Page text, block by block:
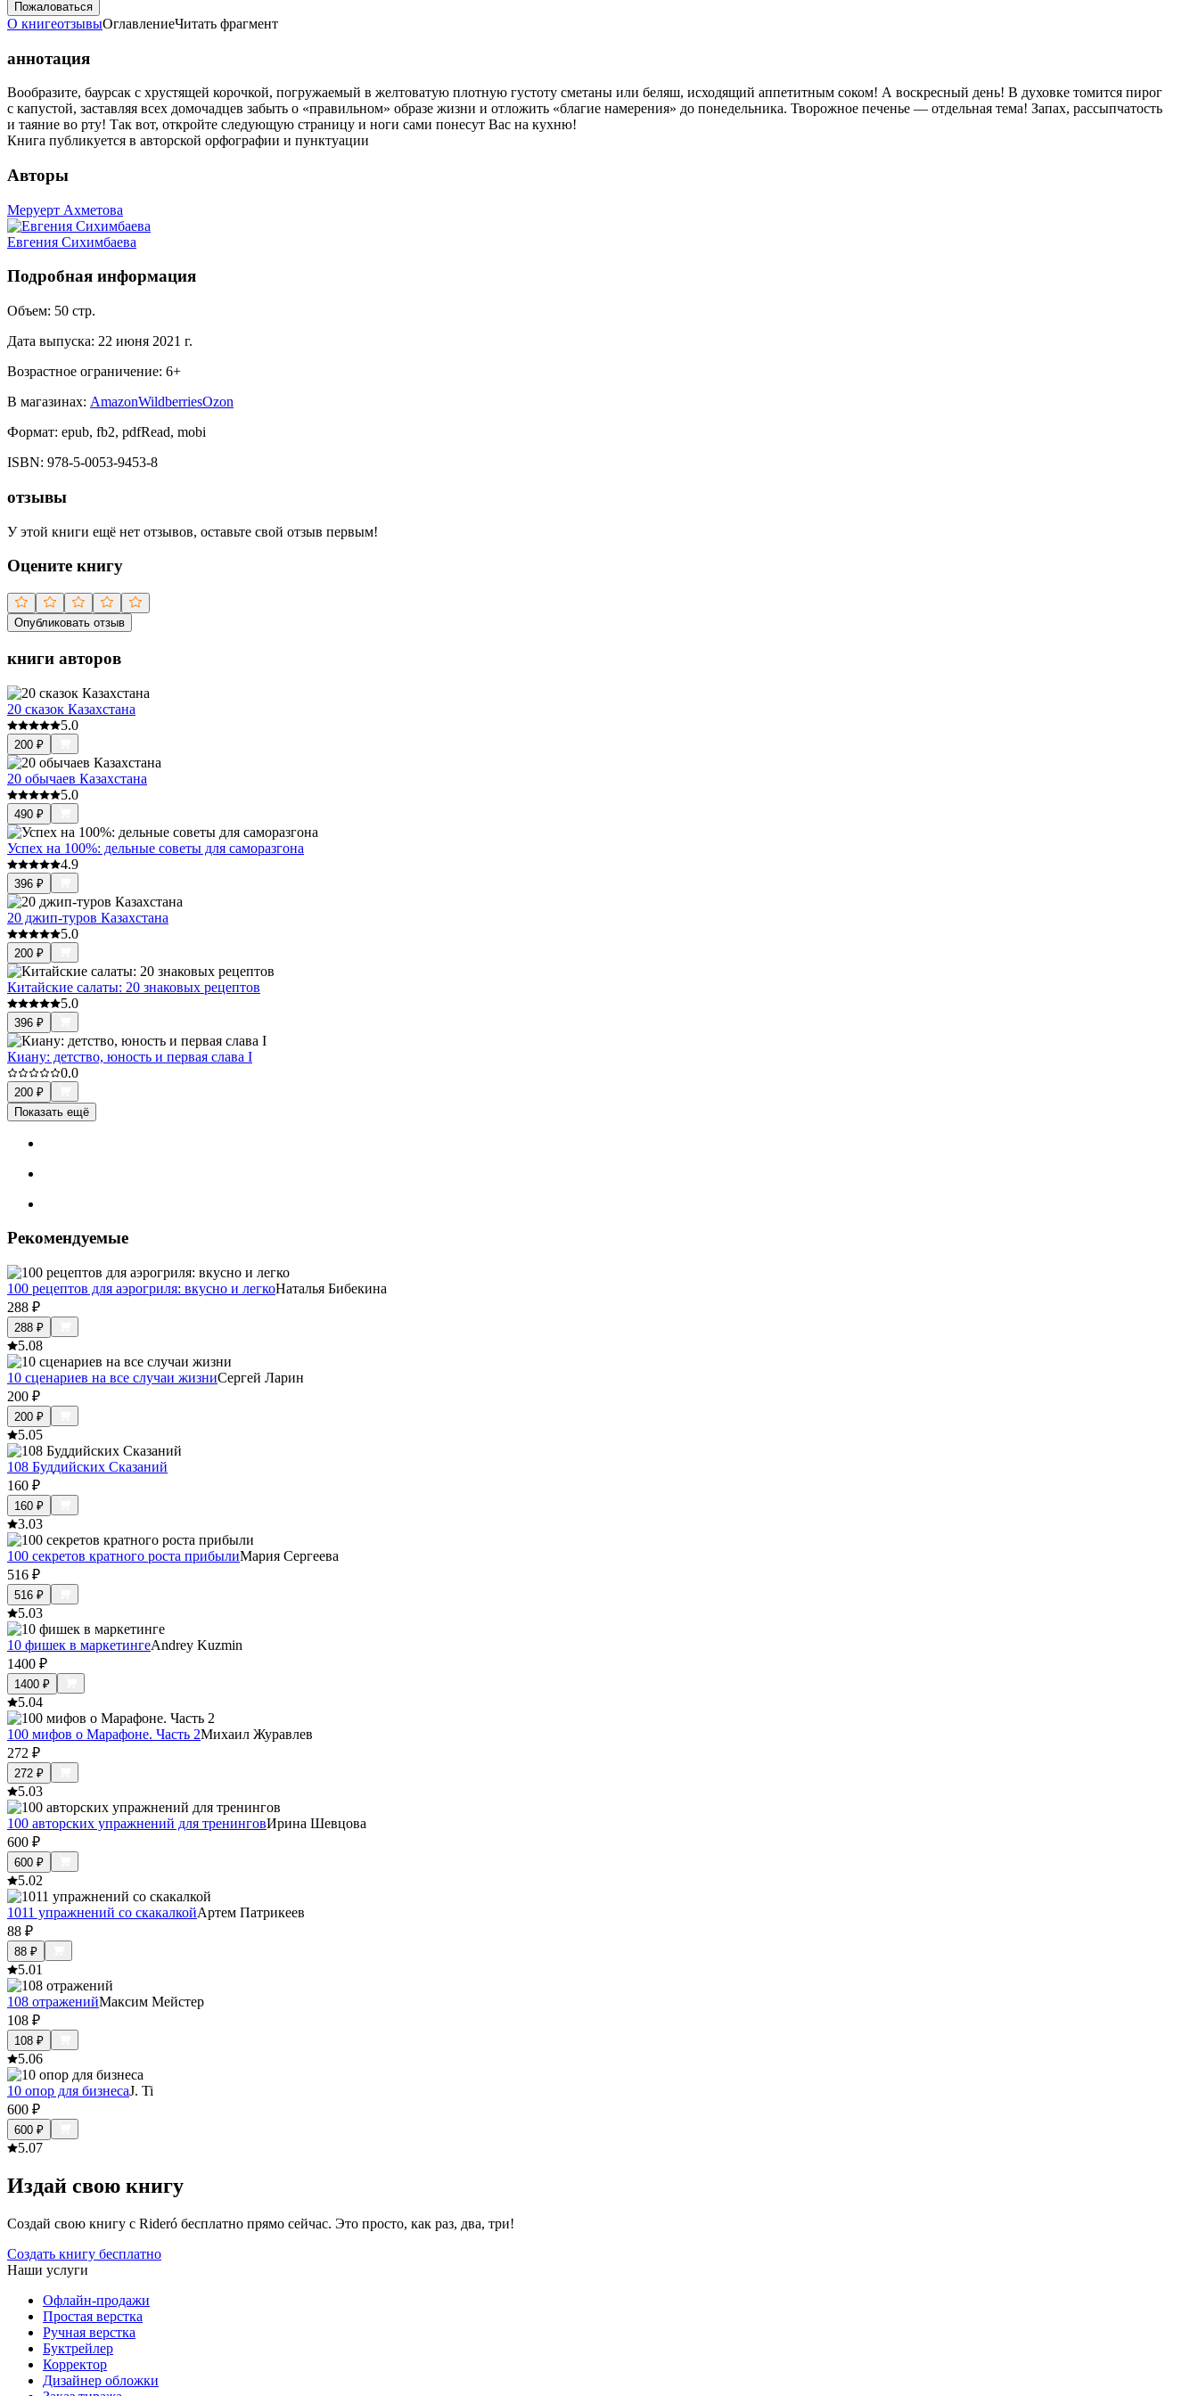
Пожаловаться
О книгеотзывыОглавлениеЧитать фрагмент
аннотация
Вообразите, баурсак с хрустящей корочкой, погружаемый в желтоватую плотную густоту сметаны или беляш, исходящий аппетитным соком! А воскресный день! В духовке томится пирог
с капустой, заставляя всех домочадцев забыть о «правильном» образе жизни и отложить «благие намерения» до понедельника. Творожное печенье — отдельная тема! Запах, рассыпчатость
и таяние во рту! Так вот, откройте следующую страницу и ноги сами понесут Вас на кухню!
Книга публикуется в авторской орфографии и пунктуации
Авторы
Меруерт Ахметова
Евгения Сихимбаева
Подробная информация
Объем: 50 стр.
Дата выпуска: 22 июня 2021 г.
Возрастное ограничение: 6+
В магазинах: AmazonWildberriesOzon
Формат: epub, fb2, pdfRead, mobi
ISBN: 978-5-0053-9453-8
отзывы
У этой книги ещё нет отзывов, оставьте свой отзыв первым!
Оцените книгу
Опубликовать отзыв
книги авторов
20 сказок Казахстана
5.0
200 ₽
20 обычаев Казахстана
5.0
490 ₽
Успех на 100%: дельные советы для саморазгона
4.9
396 ₽
20 джип-туров Казахстана
5.0
200 ₽
Китайские салаты: 20 знаковых рецептов
5.0
396 ₽
Киану: детство, юность и первая слава I
0.0
200 ₽
Показать ещё
Рекомендуемые
100 рецептов для аэрогриля: вкусно и легкоНаталья Бибекина
288 ₽
288 ₽
5.08
10 сценариев на все случаи жизниСергей Ларин
200 ₽
200 ₽
5.05
108 Буддийских Сказаний
160 ₽
160 ₽
3.03
100 секретов кратного роста прибылиМария Сергеева
516 ₽
516 ₽
5.03
10 фишек в маркетингеAndrey Kuzmin
1400 ₽
1400 ₽
5.04
100 мифов о Марафоне. Часть 2Михаил Журавлев
272 ₽
272 ₽
5.03
100 авторских упражнений для тренинговИрина Шевцова
600 ₽
600 ₽
5.02
1011 упражнений со скакалкойАртем Патрикеев
88 ₽
88 ₽
5.01
108 отраженийМаксим Мейстер
108 ₽
108 ₽
5.06
10 опор для бизнесаJ. Ti
600 ₽
600 ₽
5.07
Издай свою книгу
Создай свою книгу с Rideró бесплатно прямо сейчас. Это просто, как раз, два, три!
Создать книгу бесплатно
Наши услуги
Офлайн-продажи
Простая верстка
Ручная верстка
Буктрейлер
Корректор
Дизайнер обложки